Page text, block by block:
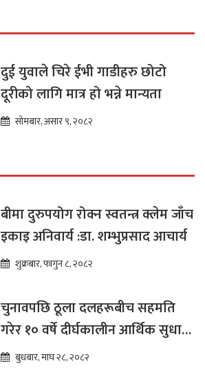
दुई युवाले चिरे ईभी गाडीहरु छोटो
दूरीको लागि मात्र हो भन्ने मान्यता
सोमबार, असार ९, २०८२
बीमा दुरुपयोग रोक्न स्वतन्त्र क्लेम जाँच
इकाइ अनिवार्य :डा. शम्भुप्रसाद आचार्य
शुक्रबार, फागुन ८, २०८२
चुनावपछि ठूला दलहरूबीच सहमति
गरेर १० वर्षे दीर्घकालीन आर्थिक सुधार
कार्यक्रम ल्याउनुपर्छ : हेमराज ढकाल
बुधबार, माघ २८, २०८२